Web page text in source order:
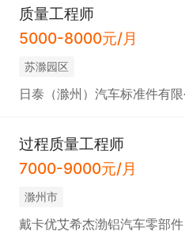
质量工程师
5000-8000元/月
苏滁园区
日泰（滁州）汽车标准件有限
过程质量工程师
7000-9000元/月
滁州市
戴卡优艾希杰渤铝汽车零部